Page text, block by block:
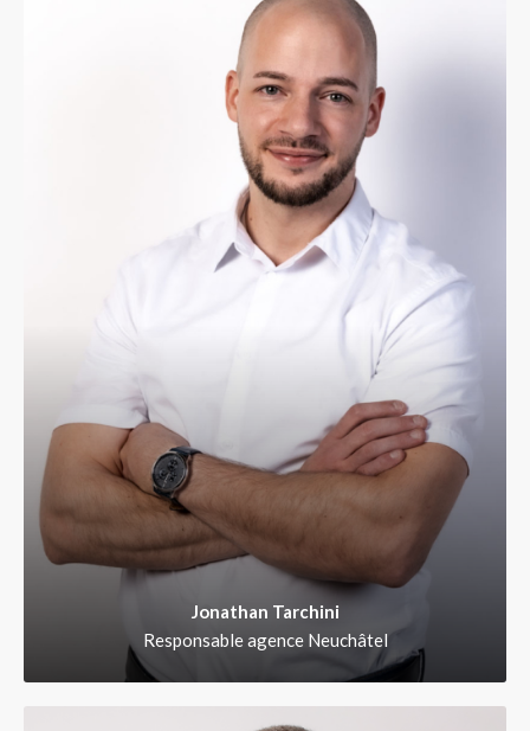
Jonathan Tarchini
Responsable agence Neuchâtel